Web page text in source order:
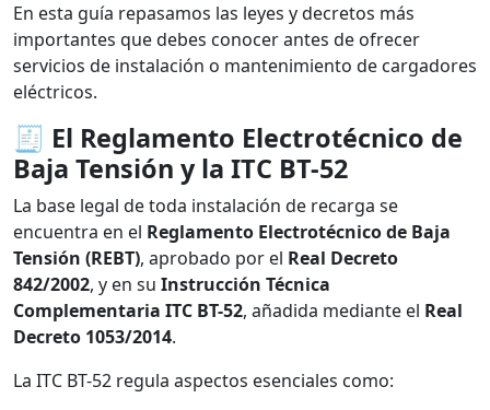
En esta guía repasamos las leyes y decretos más
importantes que debes conocer antes de ofrecer
servicios de instalación o mantenimiento de cargadores
eléctricos.
🧾 El Reglamento Electrotécnico de
Baja Tensión y la ITC BT-52
La base legal de toda instalación de recarga se
encuentra en el Reglamento Electrotécnico de Baja
Tensión (REBT), aprobado por el Real Decreto
842/2002, y en su Instrucción Técnica
Complementaria ITC BT-52, añadida mediante el Real
Decreto 1053/2014.
La ITC BT-52 regula aspectos esenciales como: